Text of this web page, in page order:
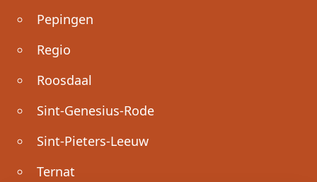
Pepingen
Regio
Roosdaal
Sint-Genesius-Rode
Sint-Pieters-Leeuw
Ternat